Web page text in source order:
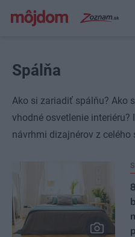
Spálňa
Ako si zariadiť spálňu? Ako
vhodné osvetlenie interiéru?
návrhmi dizajnérov z celého